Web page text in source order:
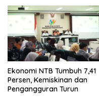
Ekonomi NTB Tumbuh 7,41
Persen, Kemiskinan dan
Pengangguran Turun